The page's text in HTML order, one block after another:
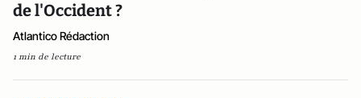
de l'Occident ?
Atlantico Rédaction
1 min de lecture